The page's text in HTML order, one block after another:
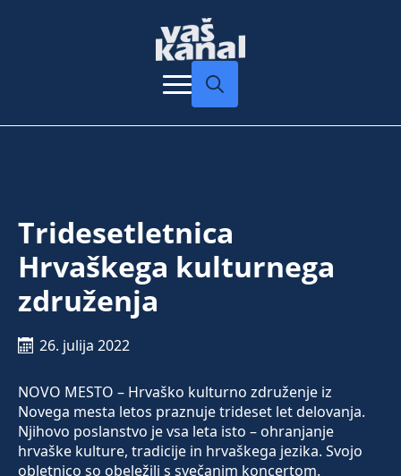
Tridesetletnica
Hrvaškega kulturnega
združenja
26. julija 2022
NOVO MESTO – Hrvaško kulturno združenje iz
Novega mesta letos praznuje trideset let delovanja.
Njihovo poslanstvo je vsa leta isto – ohranjanje
hrvaške kulture, tradicije in hrvaškega jezika. Svojo
obletnico so obeležili s svečanim koncertom.